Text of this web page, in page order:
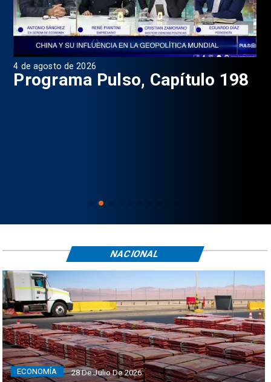
4 de agosto de 2026
Programa Pulso, Capítulo 198
ECONOMÍA 28 De Julio De 2026
NACIONAL